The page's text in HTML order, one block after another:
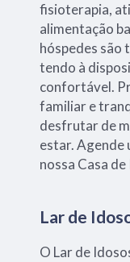
fisioterapia,
alimentação
hóspedes são
tendo à
confortável.
familiar e
desfrutar de
estar. Agende
nossa Casa de
Lar de
O Lar de